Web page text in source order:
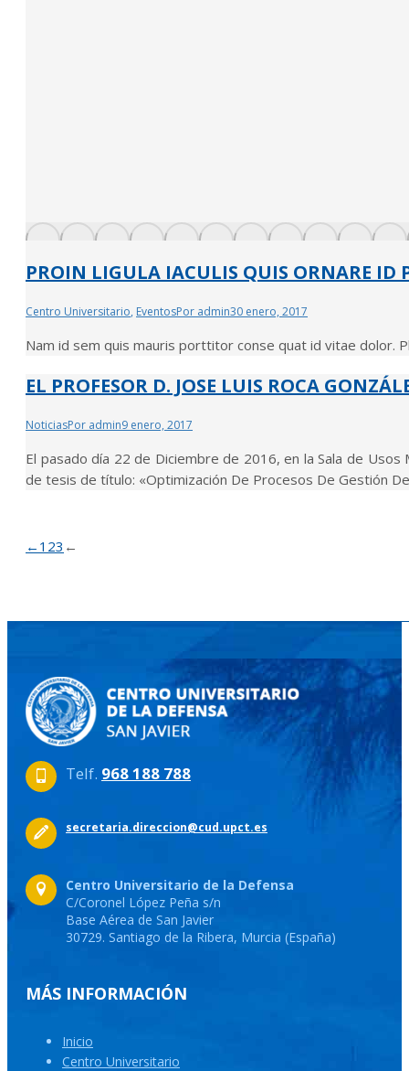
PROIN LIGULA IACULIS QUIS ORNARE ID
Centro Universitario, EventosPor admin30 enero, 2017
Nam id sem quis mauris porttitor conse quat id vitae dolor.
EL PROFESOR D. JOSE LUIS ROCA
NoticiasPor admin9 enero, 2017
El pasado día 22 de Diciembre de 2016, en la Sala de
de tesis de título: «Optimización De Procesos De Gestión
← 1 23 ←
Telf. 968 188 788
secretaria.direccion@cud.upct.es
Centro Universitario de la Defensa
C/Coronel López Peña s/n
Base Aérea de San Javier
30729. Santiago de la Ribera, Murcia (España)
MÁS INFORMACIÓN
Inicio
Centro Universitario